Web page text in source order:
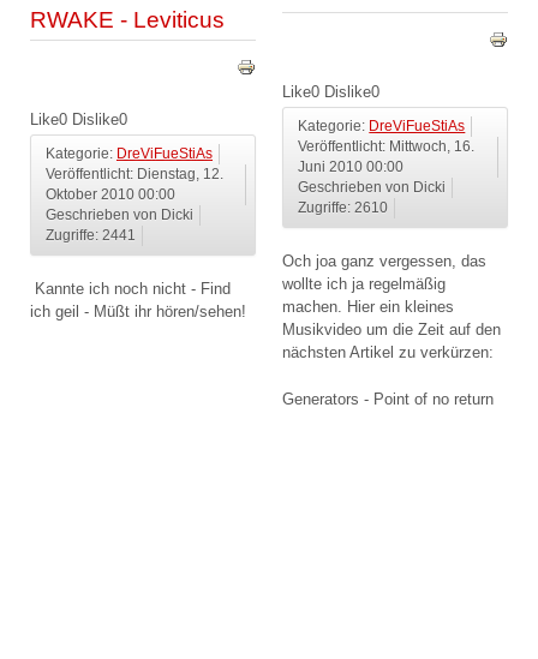
RWAKE - Leviticus
Like0 Dislike0
Kategorie:
DreViFueStiAs
Veröffentlicht: Dienstag, 12.
Oktober 2010 00:00
Geschrieben von Dicki
Zugriffe: 2441
Kannte ich noch nicht - Find
ich geil - Müßt ihr hören/sehen!
Like0 Dislike0
Kategorie:
DreViFueStiAs
Veröffentlicht: Mittwoch, 16.
Juni 2010 00:00
Geschrieben von Dicki
Zugriffe: 2610
Och joa ganz vergessen, das
wollte ich ja regelmäßig
machen. Hier ein kleines
Musikvideo um die Zeit auf den
nächsten Artikel zu verkürzen:
Generators - Point of no return